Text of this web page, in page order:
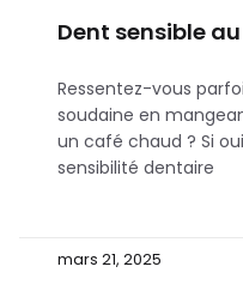
Dent sensible
Ressentez-vous
soudaine en
un café chaud ? Si
sensibilité dentaire
mars 21, 2025